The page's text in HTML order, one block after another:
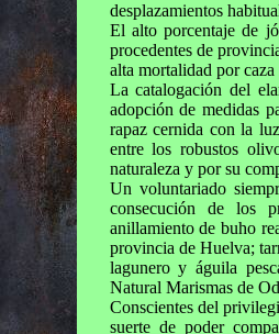
desplazamientos
El alto porcentaje de
procedentes de
alta mortalidad por
La catalogación del
adopción de medidas
rapaz cernida con la
entre los robustos
naturaleza y por su
Un voluntariado
consecución de los
anillamiento de buho
provincia de Huelva;
lagunero y águila
Natural Marismas de
Conscientes del
suerte de poder